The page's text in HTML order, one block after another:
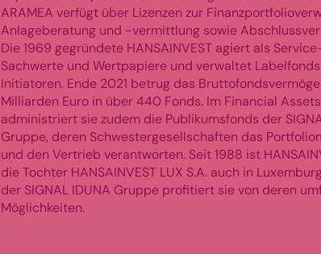
ARAMEA verfügt über Lizenzen zur
Anlageberatung und -vermittlung sowie
Die 1969 gegründete HANSAINVEST agiert als
Sachwerte und Wertpapiere und verwaltet
Initiatoren. Ende 2021 betrug das
Milliarden Euro in über 440 Fonds. Im Financial
administriert sie zudem die Publikumsfonds der
Gruppe, deren Schwestergesellschaften das
und den Vertrieb verantworten. Seit 1988 ist
die Tochter HANSAINVEST LUX S.A. auch in
der SIGNAL IDUNA Gruppe profitiert sie von deren
Möglichkeiten.